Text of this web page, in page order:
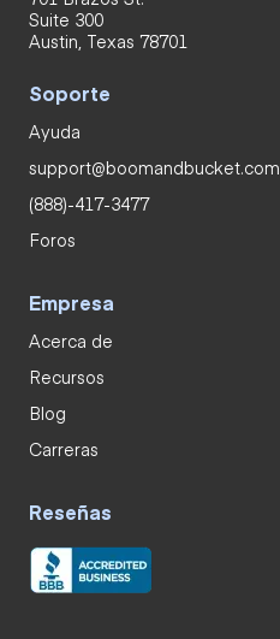
Suite 300
Austin, Texas 78701
Soporte
Ayuda
support@boomandbucket.com
(888)-417-3477
Foros
Empresa
Acerca de
Recursos
Blog
Carreras
Reseñas